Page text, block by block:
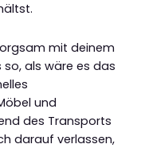
mit deinem
als wäre es das
und
des Transports
darauf verlassen,